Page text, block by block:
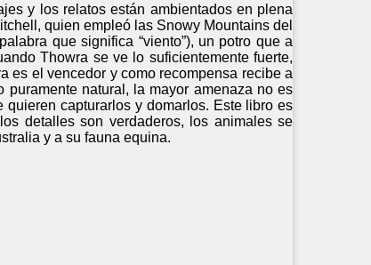
y los relatos están ambientados en plena
quien empleó las Snowy Mountains del
que significa “viento”), un potro que a
Thowra se ve lo suficientemente fuerte,
es el vencedor y como recompensa recibe a
natural, la mayor amenaza no es
capturarlos y domarlos. Este libro es
detalles son verdaderos, los animales se
y a su fauna equina.